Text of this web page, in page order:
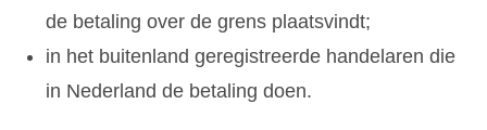
de betaling over de grens plaatsvindt;
in het buitenland geregistreerde handelaren die
in Nederland de betaling doen.